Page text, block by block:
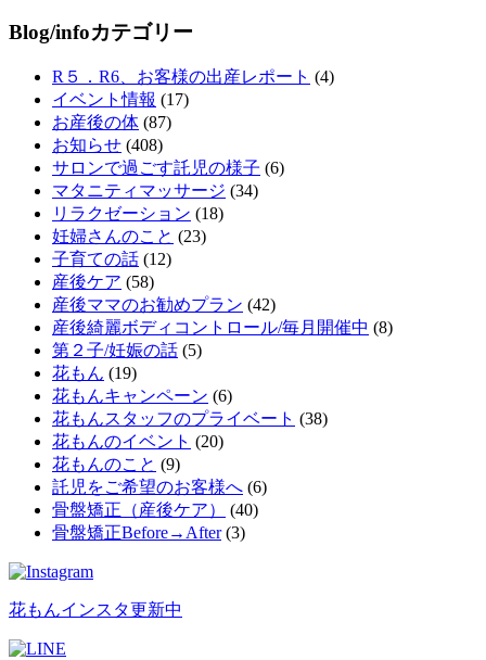
Blog/infoカテゴリー
R５．R6、お客様の出産レポート (4)
イベント情報 (17)
お産後の体 (87)
お知らせ (408)
サロンで過ごす託児の様子 (6)
マタニティマッサージ (34)
リラクゼーション (18)
妊婦さんのこと (23)
子育ての話 (12)
産後ケア (58)
産後ママのお勧めプラン (42)
産後綺麗ボディコントロール/毎月開催中 (8)
第２子/妊娠の話 (5)
花もん (19)
花もんキャンペーン (6)
花もんスタッフのプライベート (38)
花もんのイベント (20)
花もんのこと (9)
託児をご希望のお客様へ (6)
骨盤矯正（産後ケア）
(40)
骨盤矯正Before→After(3)
花もんインスタ更新中